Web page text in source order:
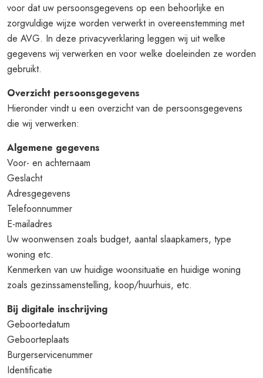
voor dat uw persoonsgegevens op een behoorlijke en
zorgvuldige wijze worden verwerkt in overeenstemming met
de AVG. In deze privacyverklaring leggen wij uit welke
gegevens wij verwerken en voor welke doeleinden ze worden
gebruikt.
Overzicht persoonsgegevens
Hieronder vindt u een overzicht van de persoonsgegevens
die wij verwerken:
Algemene gegevens
Voor- en achternaam
Geslacht
Adresgegevens
Telefoonnummer
E-mailadres
Uw woonwensen zoals budget, aantal slaapkamers, type
woning etc.
Kenmerken van uw huidige woonsituatie en huidige woning
zoals gezinssamenstelling, koop/huurhuis, etc.
Bij digitale inschrijving
Geboortedatum
Geboorteplaats
Burgerservicenummer
Identificatie